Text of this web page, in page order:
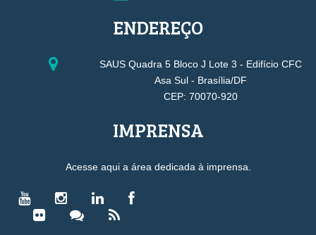
ENDEREÇO
SAUS Quadra 5 Bloco J Lote 3 - Edifício CFC
Asa Sul - Brasília/DF
CEP: 70070-920
IMPRENSA
Acesse aqui a área dedicada à imprensa.